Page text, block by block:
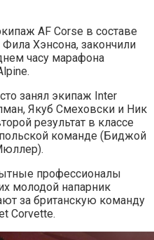
AF Corse в составе
Хэнсона, закончили
часу марафона
занял экипаж Inter
Якуб Смеховски и Ник
результат в классе
команде (Биджой
профессионалы
молодой напарник
за британскую команду
Corvette.